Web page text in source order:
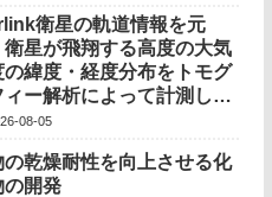
衛星の軌道情報を元
衛星が飛翔する高度の大気
の緯度・経度分布をトモグ
ィー解析によって計測しま
（世界初の成果）
08-05
の乾燥耐性を向上させる化
の開発